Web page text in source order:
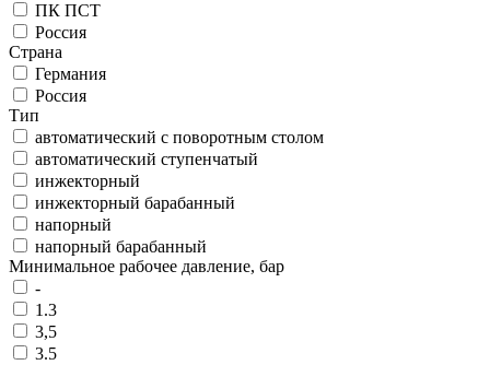
ПК ПСТ
Россия
Страна
Германия
Россия
Тип
автоматический с поворотным столом
автоматический ступенчатый
инжекторный
инжекторный барабанный
напорный
напорный барабанный
Минимальное рабочее давление, бар
-
1.3
3,5
3.5